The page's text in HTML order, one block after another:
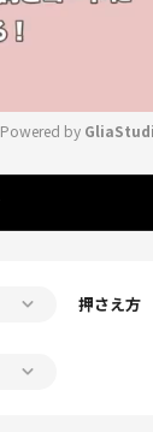
Powered by
押さえ方